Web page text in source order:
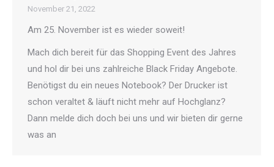
November 21, 2022
Am 25. November ist es wieder soweit!
Mach dich bereit für das Shopping Event des Jahres
und hol dir bei uns zahlreiche Black Friday Angebote.
Benötigst du ein neues Notebook? Der Drucker ist
schon veraltet & läuft nicht mehr auf Hochglanz?
Dann melde dich doch bei uns und wir bieten dir gerne
was an